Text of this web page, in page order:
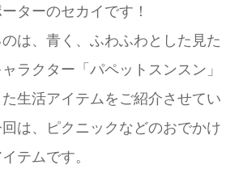
ターのセカイです！
は、青く、ふわふわとした見た
ラクター「パペットスンスン」
生活アイテムをご紹介させてい
は、ピクニックなどのおでかけ
テムです。